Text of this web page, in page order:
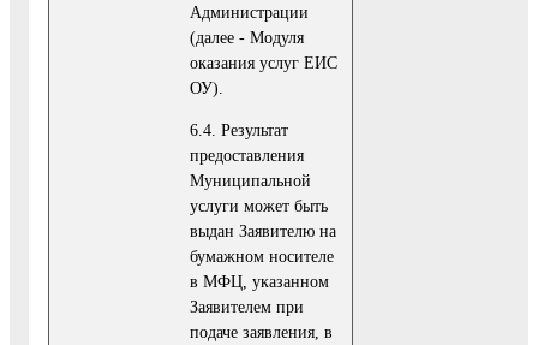
Администрации
(далее - Модуля
оказания услуг ЕИС
ОУ).
6.4. Результат
предоставления
Муниципальной
услуги может быть
выдан Заявителю на
бумажном носителе
в МФЦ, указанном
Заявителем при
подаче заявления, в